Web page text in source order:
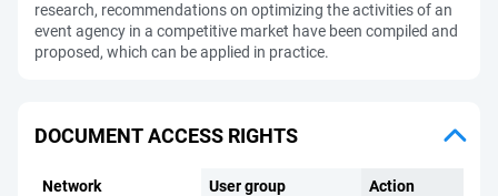
research, recommendations on optimizing the activities of an
event agency in a competitive market have been compiled and
proposed, which can be applied in practice.
DOCUMENT ACCESS RIGHTS
Network User group Action